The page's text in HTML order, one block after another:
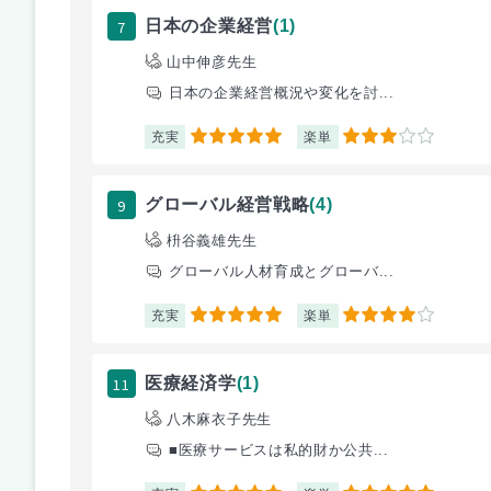
7 日本の企業経営(1)
山中伸彦先生
日本の企業経営概況や変化を討...
充実 5 楽単 3
9 グローバル経営戦略(4)
枡谷義雄先生
グローバル人材育成とグローバ...
充実 5 楽単 4
11 医療経済学(1)
八木麻衣子先生
■医療サービスは私的財か公共...